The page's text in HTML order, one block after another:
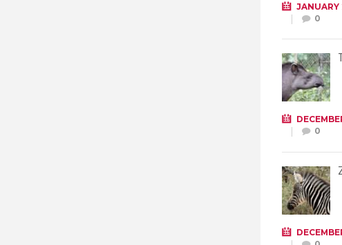
0
0